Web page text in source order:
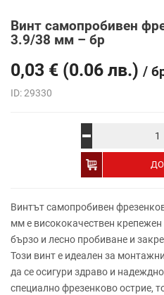
Винт самопробивен
3.9/38 мм – бр
0,03 € (0.06 лв.) /
ID: 29330
Alternative:
Винтът самопробивен
мм е висококачествен
бързо и лесно пробиване и
Този винт е идеален за
да се осигури здраво и
специално фрезенково острие,